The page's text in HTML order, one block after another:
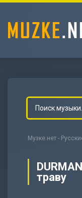
Музке.нет -
траву